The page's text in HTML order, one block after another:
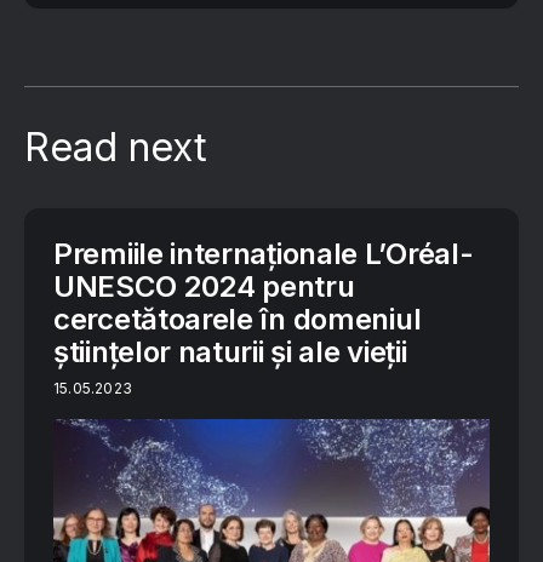
Read next
Premiile internaționale L’Oréal-
UNESCO 2024 pentru
cercetătoarele în domeniul
științelor naturii și ale vieții
15.05.2023